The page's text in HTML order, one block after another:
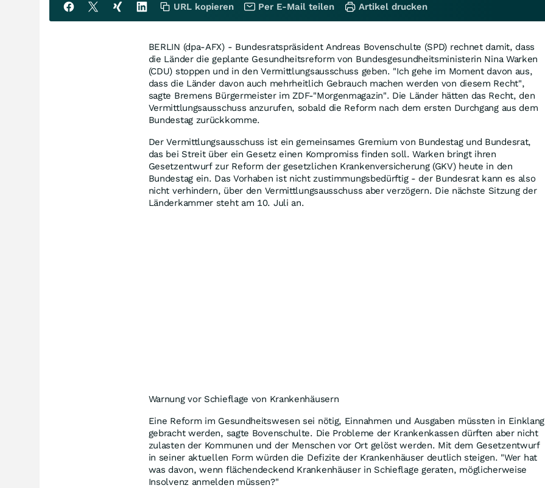
BERLIN (dpa-AFX) - Bundesratspräsident Andreas Bovenschulte (SPD) rechnet damit, dass
die Länder die geplante Gesundheitsreform von Bundesgesundheitsministerin Nina Warken
(CDU) stoppen und in den Vermittlungsausschuss geben. "Ich gehe im Moment davon aus,
dass die Länder davon auch mehrheitlich Gebrauch machen werden von diesem Recht",
sagte Bremens Bürgermeister im ZDF-"Morgenmagazin". Die Länder hätten das Recht, den
Vermittlungsausschuss anzurufen, sobald die Reform nach dem ersten Durchgang aus dem
Bundestag zurückkomme.
Der Vermittlungsausschuss ist ein gemeinsames Gremium von Bundestag und Bundesrat,
das bei Streit über ein Gesetz einen Kompromiss finden soll. Warken bringt ihren
Gesetzentwurf zur Reform der gesetzlichen Krankenversicherung (GKV) heute in den
Bundestag ein. Das Vorhaben ist nicht zustimmungsbedürftig - der Bundesrat kann es also
nicht verhindern, über den Vermittlungsausschuss aber verzögern. Die nächste Sitzung der
Länderkammer steht am 10. Juli an.
Warnung vor Schieflage von Krankenhäusern
Eine Reform im Gesundheitswesen sei nötig, Einnahmen und Ausgaben müssten in Einklang
gebracht werden, sagte Bovenschulte. Die Probleme der Krankenkassen dürften aber nicht
zulasten der Kommunen und der Menschen vor Ort gelöst werden. Mit dem Gesetzentwurf
in seiner aktuellen Form würden die Defizite der Krankenhäuser deutlich steigen. "Wer hat
was davon, wenn flächendeckend Krankenhäuser in Schieflage geraten, möglicherweise
Insolvenz anmelden müssen?"
URL kopieren Per E-Mail teilen Artikel drucken